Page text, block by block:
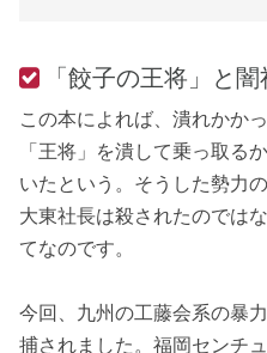
「餃子の王将」と
この本によれば、潰れかか
「王将」を潰して乗っ取る
いたという。そうした勢力
大東社長は殺されたのでは
てなのです。
今回、九州の工藤会系の暴
捕されました。福岡センチ